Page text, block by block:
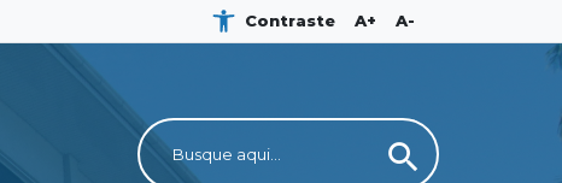
Contraste A+ A-
search